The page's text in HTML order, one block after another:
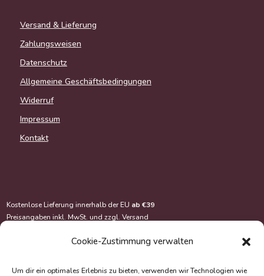
Cookie-Zustimmung verwalten
Um dir ein optimales Erlebnis zu bieten, verwenden wir Technologien wie
Versand & Lieferung
Zahlungsweisen
Datenschutz
Allgemeine Geschäftsbedingungen
Widerruf
Impressum
Kontakt
Kostenlose Lieferung innerhalb der EU ab €39
Preisangaben inkl. MwSt. und zzgl.Versand